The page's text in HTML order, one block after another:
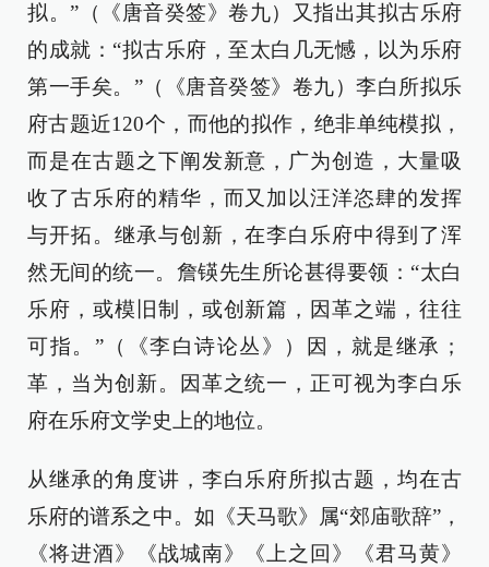
拟。”（《唐音癸签》卷九）又指出其拟古乐府
的成就：“拟古乐府，至太白几无憾，以为乐府
第一手矣。”（《唐音癸签》卷九）李白所拟乐
府古题近120个，而他的拟作，绝非单纯模拟，
而是在古题之下阐发新意，广为创造，大量吸
收了古乐府的精华，而又加以汪洋恣肆的发挥
与开拓。继承与创新，在李白乐府中得到了浑
然无间的统一。詹锳先生所论甚得要领：“太白
乐府，或模旧制，或创新篇，因革之端，往往
可指。”（《李白诗论丛》）因，就是继承；
革，当为创新。因革之统一，正可视为李白乐
府在乐府文学史上的地位。
从继承的角度讲，李白乐府所拟古题，均在古
乐府的谱系之中。如《天马歌》属“郊庙歌辞”，
《将进酒》《战城南》《上之回》《君马黄》